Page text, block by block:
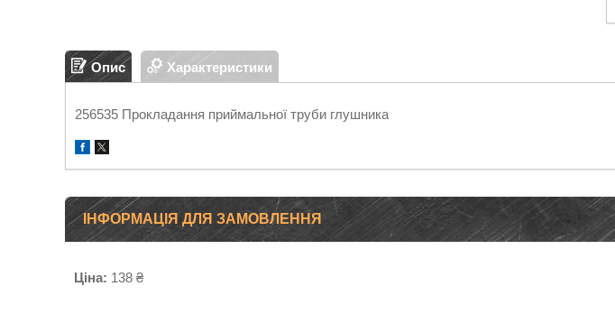
Опис Характеристики
256535 Прокладання приймальної труби глушника
ІНФОРМАЦІЯ ДЛЯ ЗАМОВЛЕННЯ
Ціна: 138 ₴